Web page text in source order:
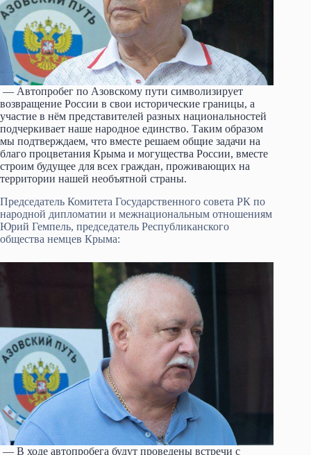
— Автопробег по Азовскому пути символизирует
возвращение России в свои исторические границы, а
участие в нём представителей разных национальностей
подчеркивает наше народное единство. Таким образом
мы подтверждаем, что вместе решаем общие задачи на
благо процветания Крыма и могущества России, вместе
строим будущее для всех граждан, проживающих на
территории нашей необъятной страны.
Председатель Комитета Государственного совета РК по
народной дипломатии и межнациональным отношениям
Юрий Гемпель, председатель Республиканского
общества немцев Крыма:
— В ходе автопробега будут проведены встречи с